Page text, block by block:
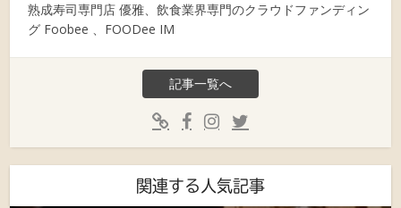
熟成寿司専門店 優雅、飲食業界専門のクラウドファンディン
グ Foobee 、FOODee IM
記事一覧へ
関連する人気記事